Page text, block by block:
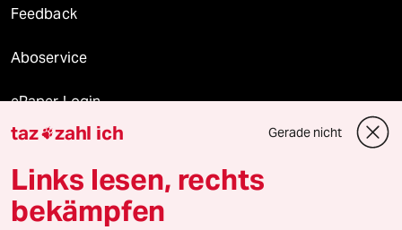
Feedback
Aboservice
ePaper Login
Downloads für Abonnierende
taz zahl ich Gerade nicht
Links lesen, rechts
bekämpfen